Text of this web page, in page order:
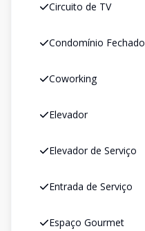
Circuito de TV
Condomínio Fechado
Coworking
Elevador
Elevador de Serviço
Entrada de Serviço
Espaço Gourmet